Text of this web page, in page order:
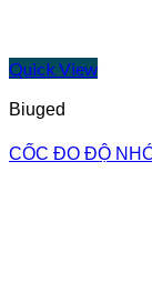
Quick View
Biuged
CỐC ĐO ĐỘ